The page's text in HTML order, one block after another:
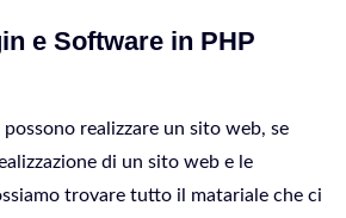
e Software in PHP
realizzare un sito web, se
di un sito web e le
trovare tutto il matariale che ci